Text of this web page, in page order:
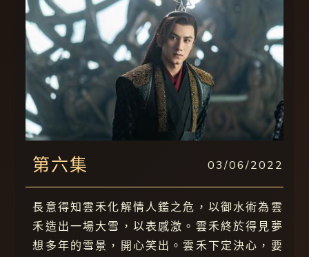
第六集 03/06/2022
長意得知雲禾化解情人鑑之危，以御水術為雲
禾造出一場大雪，以表感激。雲禾終於得見夢
想多年的雪景，開心笑出。雲禾下定決心，要